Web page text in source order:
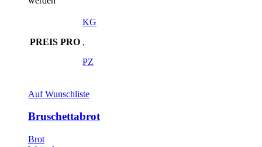
PREIS PRO
KG
,
PZ
Auf Wunschliste
Bruschettabrot
Brot